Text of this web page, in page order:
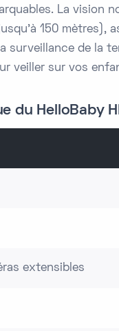
La vision
150 mètres),
surveillance de la
veiller sur vos
du HelloBaby
extensibles